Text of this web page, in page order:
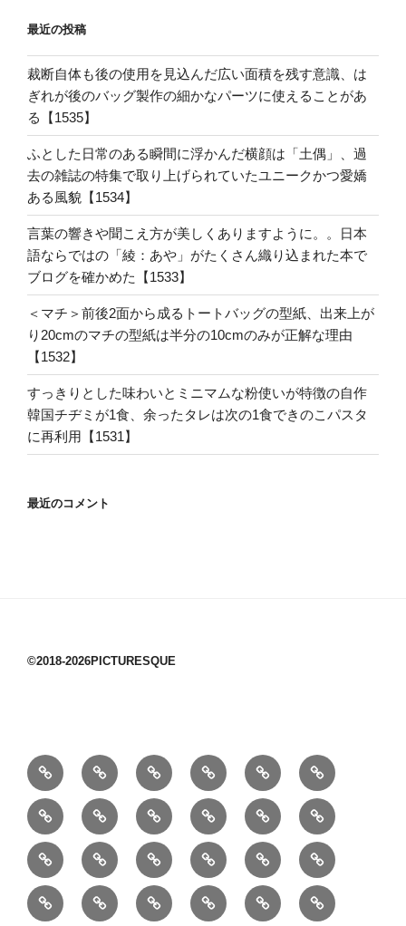
最近の投稿
裁断自体も後の使用を見込んだ広い面積を残す意識、は
ぎれが後のバッグ製作の細かなパーツに使えることがあ
る【1535】
ふとした日常のある瞬間に浮かんだ横顔は「土偶」、過
去の雑誌の特集で取り上げられていたユニークかつ愛嬌
ある風貌【1534】
言葉の響きや聞こえ方が美しくありますように。。日本
語ならではの「綾：あや」がたくさん織り込まれた本で
ブログを確かめた【1533】
＜マチ＞前後2面から成るトートバッグの型紙、出来上が
り20cmのマチの型紙は半分の10cmのみが正解な理由
【1532】
すっきりとした味わいとミニマムな粉使いが特徴の自作
韓国チヂミが1食、余ったタレは次の1食できのこパスタ
に再利用【1531】
最近のコメント
©2018-2026PICTURESQUE
1/10：
材
料
10/10：
ジ
ュ
エ
リ
ー
2/10：
製
作
3/10：
は
ぎ
れ
4/10：
Ｈ
Ｍ
Ｂ
教
室
5/10：
事
業
6/10：
読
書
7/10：
食・
健
康
8/10：
リ
フ
ォ
ー
9/10：
コ
ー
デ
creema
で
販
売
中
①
入
園
バ
ッ
②
半
月
③
巾
着
④
巾
着
⑤
巾
着
⑥
小
動
⑦
リ
ュ
⑧
メ
⑨
ミ
⑩
マ
⑪
マ
⑫
ポ
⑬
ボ